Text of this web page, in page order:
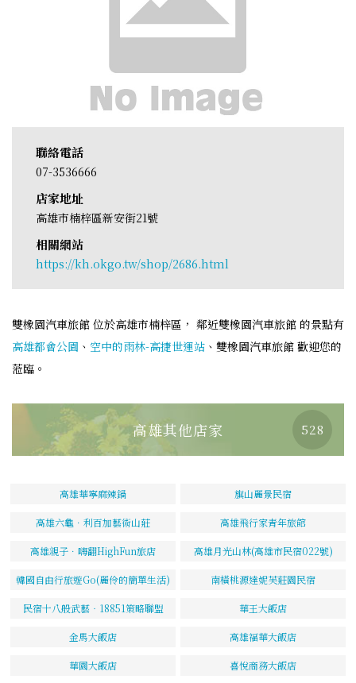
聯絡電話
07-3536666
店家地址
高雄市楠梓區新安街21號
相關網站
https://kh.okgo.tw/shop/2686.html
雙橡園汽車旅館 位於高雄市楠梓區， 鄰近雙橡園汽車旅館 的景點有
高雄都會公園 、 空中的雨林-高捷世運站 、雙橡園汽車旅館 歡迎您的
蒞臨。
高雄其他店家 528
高雄華寧麻辣鍋 旗山麗景民宿
高雄六龜．利百加藝術山莊 高雄飛行家青年旅館
高雄親子．嗨翻HighFun旅店 高雄月光山林(高雄市民宿022號)
韓國自由行旅遊Go(麗伶的簡單生活) 南橫桃源達妮芙莊園民宿
民宿十八般武藝‧18851策略聯盟 華王大飯店
金馬大飯店 高雄福華大飯店
華園大飯店 喜悅商務大飯店